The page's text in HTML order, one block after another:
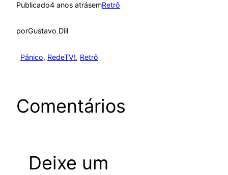
Publicado4 anos atrásemRetrô
porGustavo Dill
Pânico, RedeTV!, Retrô
Comentários
Deixe um